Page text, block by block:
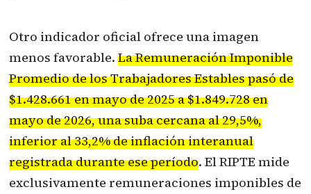
Otro indicador oficial ofrece una imagen
menos favorable. La Remuneración Imponible
Promedio de los Trabajadores Estables pasó de
$1.428.661 en mayo de 2025 a $1.849.728 en
mayo de 2026, una suba cercana al 29,5%,
inferior al 33,2% de inflación interanual
registrada durante ese período. El RIPTE mide
exclusivamente remuneraciones imponibles de